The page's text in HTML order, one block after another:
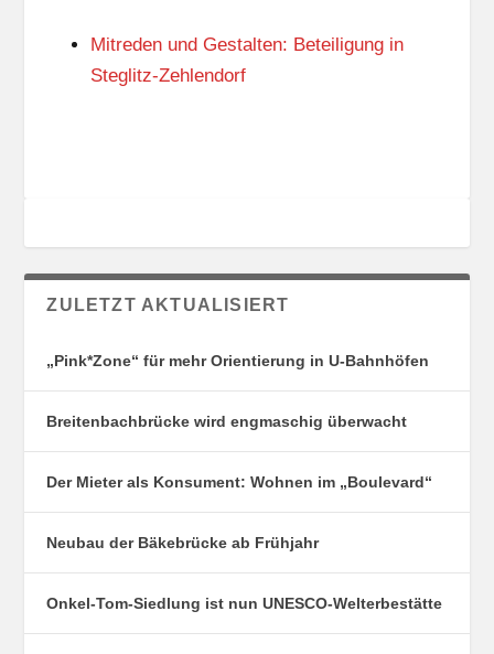
S
O
N
Mitreden und Gestalten: Beteiligung in
Steglitz-Zehlendorf
ZULETZT AKTUALISIERT
„Pink*Zone“ für mehr Orientierung in U-Bahnhöfen
Breitenbachbrücke wird engmaschig überwacht
Der Mieter als Konsument: Wohnen im „Boulevard“
Neubau der Bäkebrücke ab Frühjahr
Onkel-Tom-Siedlung ist nun UNESCO-Welterbestätte